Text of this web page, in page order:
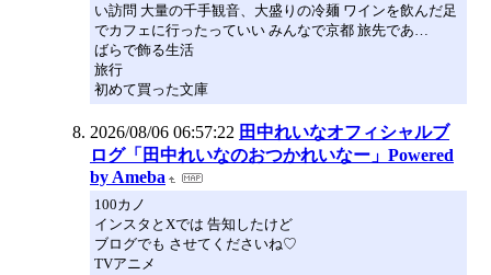
い訪問 大量の千手観音、大盛りの冷麺 ワインを飲んだ足
でカフェに行ったっていい みんなで京都 旅先であ…
ばらで飾る生活
旅行
初めて買った文庫
2026/08/06 06:57:22 田中れいなオフィシャルブ
ログ「田中れいなのおつかれいなー」Powered
by Ameba
100カノ
インスタとXでは 告知したけど
ブログでも させてくださいね♡
TVアニメ